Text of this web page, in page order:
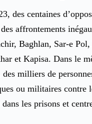
des centaines
affrontements
Baghlan, Sar-e Pol,
et Kapisa. Dans le
milliers de
ou militaires contre
dans les prisons et